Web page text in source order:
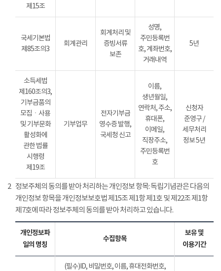
제15조
국세기본법
제85조의3
회계관리
회계처리 및
증빙서류
보존
성명,
주민등록번
호, 계좌번호,
거래내역
5년
소득세법
제160조의3,
기부금품의
모집ㆍ사용
및 기부문화
활성화에
관한 법률
시행령
제19조
기부업무
전자기부금
영수증 발행,
국세청 신고
이름,
생년월일,
연락처, 주소,
휴대폰,
이메일,
직장주소,
주민등록번
호
신청자
준영구 /
세무처리
정보 5년
2 정보주체의 동의를 받아 처리하는 개인정보 항목: 독립기념관은 다음의
개인정보 항목을 개인정보보호법 제15조 제1항 제1호 및 제22조 제1항
제7호에 따라 정보주체의 동의를 받아 처리하고 있습니다.
개인정보파
일의 명칭
수집항목
보유 및
이용기간
(필수)ID, 비밀번호, 이름, 휴대전화번호,